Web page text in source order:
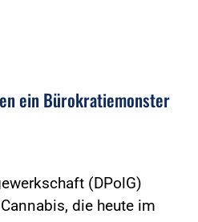
ein Bürokratiemonster
(DPolG)
die heute im